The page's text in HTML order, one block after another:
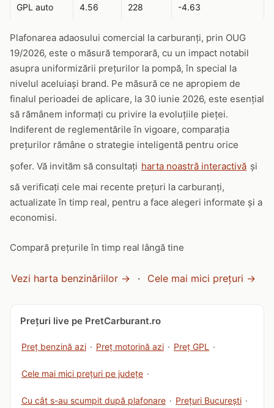
GPL auto 4.56 228 -4.63
Plafonarea adaosului comercial la carburanți, prin OUG
19/2026, este o măsură temporară, cu un impact notabil
asupra uniformizării prețurilor la pompă, în special la
nivelul aceluiași brand. Pe măsură ce ne apropiem de
finalul perioadei de aplicare, la 30 iunie 2026, este esențial
să rămânem informați cu privire la evoluțiile pieței.
Indiferent de reglementările în vigoare, comparația
prețurilor rămâne o strategie inteligentă pentru orice
șofer. Vă invităm să consultați harta noastră interactivă și
să verificați cele mai recente prețuri la carburanți,
actualizate în timp real, pentru a face alegeri informate și a
economisi.
Compară prețurile în timp real lângă tine
Vezi harta benzinăriilor → · Cele mai mici prețuri →
Prețuri live pe PretCarburant.ro
Preț benzină azi · Preț motorină azi · Preț GPL ·
Cele mai mici prețuri pe județe ·
Cu cât s-au scumpit după plafonare · Prețuri București ·